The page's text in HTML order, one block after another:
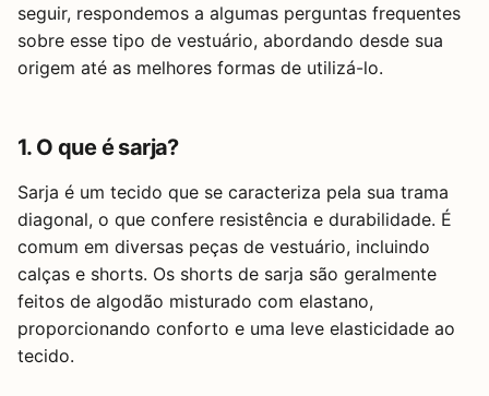
seguir, respondemos a algumas perguntas frequentes
sobre esse tipo de vestuário, abordando desde sua
origem até as melhores formas de utilizá-lo.
1. O que é sarja?
Sarja é um tecido que se caracteriza pela sua trama
diagonal, o que confere resistência e durabilidade. É
comum em diversas peças de vestuário, incluindo
calças e shorts. Os shorts de sarja são geralmente
feitos de algodão misturado com elastano,
proporcionando conforto e uma leve elasticidade ao
tecido.